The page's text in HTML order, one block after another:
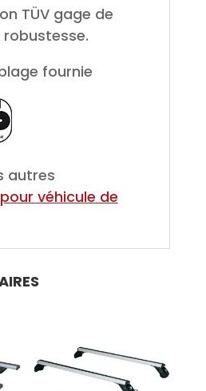
TÜV gage de
fournie
autres
véhicule de